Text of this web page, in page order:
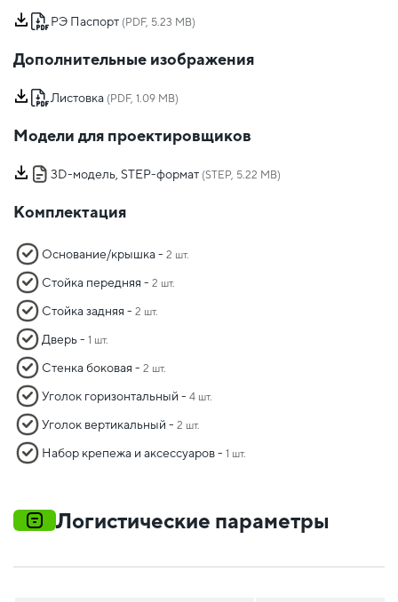
РЭ Паспорт (PDF, 5.23 MB)
Дополнительные изображения
Листовка (PDF, 1.09 MB)
Модели для проектировщиков
3D-модель, STEP-формат (STEP, 5.22 MB)
Комплектация
Основание/крышка - 2 шт.
Стойка передняя - 2 шт.
Стойка задняя - 2 шт.
Дверь - 1 шт.
Стенка боковая - 2 шт.
Уголок горизонтальный - 4 шт.
Уголок вертикальный - 2 шт.
Набор крепежа и аксессуаров - 1 шт.
Логистические параметры